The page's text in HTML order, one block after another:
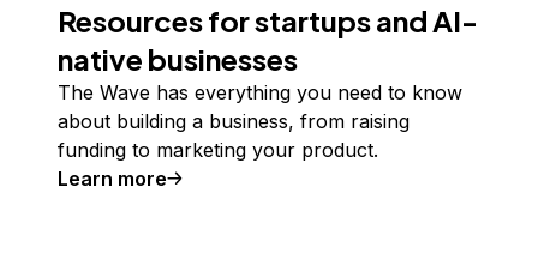
Resources for startups and AI-
native businesses
The Wave has everything you need to know
about building a business, from raising
funding to marketing your product.
Learn more